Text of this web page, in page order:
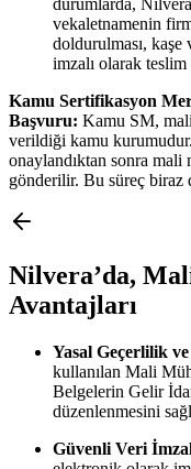
durumlarda, Nilvera
vekaletnamenin
doldurulması, kaşe
imzalı olarak
Kamu Sertifikasyon
Başvuru: Kamu SM,
verildiği kamu
onaylandıktan sonra mali
gönderilir. Bu süreç biraz
Nilvera’da,
Avantajları
Yasal Geçerlilik
kullanılan Mali
Belgelerin Gelir
düzenlenmesini
Güvenli Veri